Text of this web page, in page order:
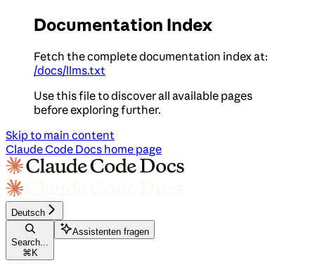
Documentation Index
Fetch the complete documentation index at:
/docs/llms.txt
Use this file to discover all available pages
before exploring further.
Skip to main content
Claude Code Docs home page
Deutsch
Search...
⌘ K
Assistenten fragen